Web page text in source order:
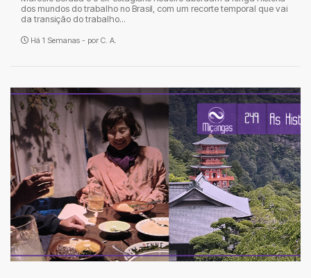
dos mundos do trabalho no Brasil, com um recorte temporal que vai
da transição do trabalho...
Há 1 Semanas - por C. A.